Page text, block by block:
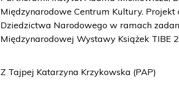
Międzynarodowe Centrum Kultury.
Dziedzictwa Narodowego w ramach
Międzynarodowej Wystawy Książek TIBE
Z Tajpej Katarzyna Krzykowska (PAP)